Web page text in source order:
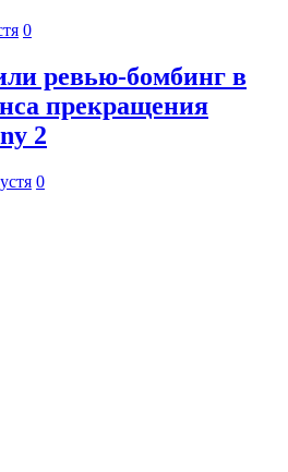
0
ревью-бомбинг в
прекращения
2
0